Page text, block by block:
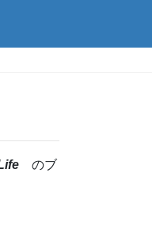
Lifeのブ